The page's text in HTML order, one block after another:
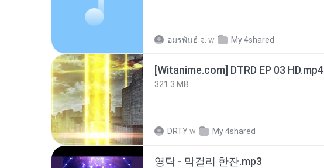
อมรพันธ์ จ. w My 4shared
[Witanime.com] DTRD EP 03 HD.mp4
321.3 MB
DRTYw My 4shared
영탁 - 막걸리 한잔.mp3